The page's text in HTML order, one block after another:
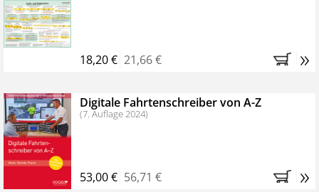
Bestellen Sie jetzt das VerkehrsRundschau Profipaket im
Kennenlern-Abo für zwei Monate (inkl. der derzeitig
Monaten brauchen Sie nichts weiter tun, das
Abonnement endet automatisch, es entstehen keine
weiteren Verpflichtungen.
18,20 € 21,66 € »
Digitale Fahrtenschreiber von A-Z
(7. Auflage 2024)
53,00 € 56,71 € »